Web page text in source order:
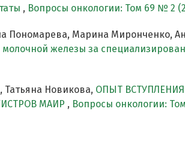
, Вопросы онкологии: Том 69 № 2
Пономарева, Марина Миронченко,
железы за
Новикова, ОПЫТ
МАИР , Вопросы онкологии: